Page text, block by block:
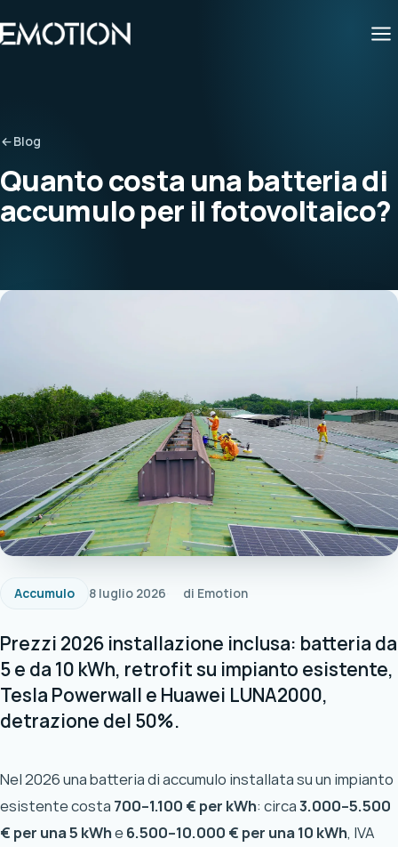
Blog
Quanto costa una batteria di
accumulo per il fotovoltaico?
Accumulo 8 luglio 2026 di Emotion
Prezzi 2026 installazione inclusa: batteria da
5 e da 10 kWh, retrofit su impianto esistente,
Tesla Powerwall e Huawei LUNA2000,
detrazione del 50%.
Nel 2026 una batteria di accumulo installata su un impianto
esistente costa 700–1.100 € per kWh: circa3.000–5.500
€ per una 5 kWhe6.500–10.000 € per una 10 kWh, IVA